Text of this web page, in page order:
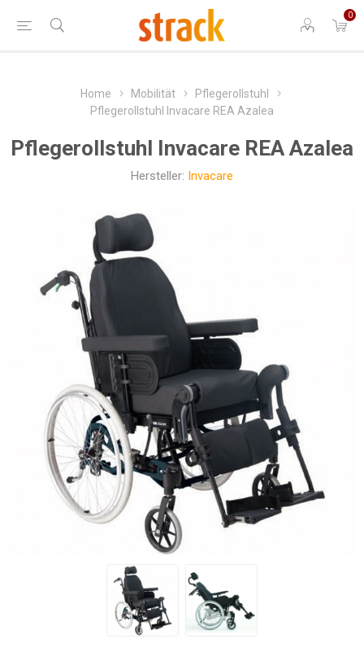
0
Home Mobilität
Pflegerollstuhl
Pflegerollstuhl Invacare REA Azalea
Pflegerollstuhl Invacare REA Azalea
Hersteller: Invacare